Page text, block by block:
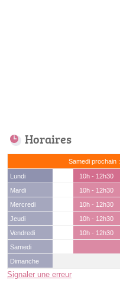
Horaires
Samedi prochain :
Lundi 10h - 12h30
Mardi
10h - 12h30
Mercredi
10h - 12h30
Jeudi
10h - 12h30
Vendredi
10h - 12h30
Samedi
Dimanche
Signaler une erreur